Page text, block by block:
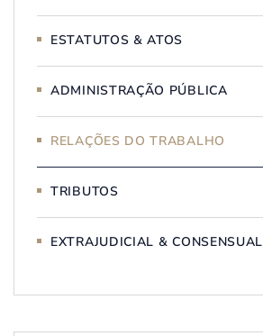
ESTATUTOS & ATOS
ADMINISTRAÇÃO PÚBLICA
RELAÇÕES DO TRABALHO
TRIBUTOS
EXTRAJUDICIAL & CONSENSUAL